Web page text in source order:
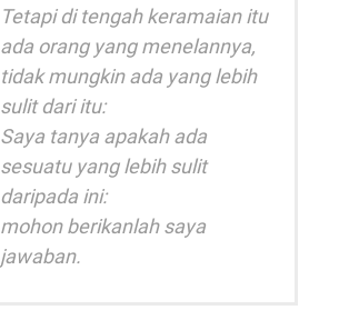
Tetapi di tengah keramaian itu
ada orang yang menelannya,
tidak mungkin ada yang lebih
sulit dari itu:
Saya tanya apakah ada
sesuatu yang lebih sulit
daripada ini:
mohon berikanlah saya
jawaban.